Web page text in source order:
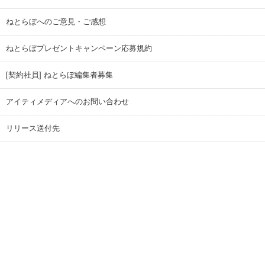
ねとらぼへのご意見・ご感想
ねとらぼプレゼントキャンペーン応募規約
[契約社員] ねとらぼ編集者募集
アイティメディアへのお問い合わせ
リリース送付先